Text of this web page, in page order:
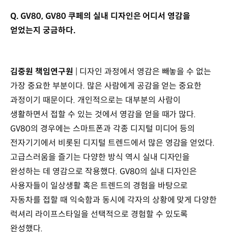
Q. GV80, GV80 쿠페의 실내 디자인은 어디서 영감을
얻었는지 궁금하다.
김중원 책임연구원 | 디자인 과정에서 영감은 빼놓을 수 없는
가장 중요한 부분이다. 많은 사람에게 공감을 얻는 중요한
과정이기 때문이다. 개인적으로는 대부분의 사람이
생활하면서 접할 수 있는 것에서 영감을 얻을 때가 많다.
GV80의 경우에는 스마트폰과 각종 디지털 미디어 등의
전자기기에서 비롯된 디지털 트렌드에서 많은 영감을 얻었다.
고급스러움을 즐기는 다양한 방식 역시 실내 디자인을
완성하는 데 영감으로 작용했다. GV80의 실내 디자인은
사용자들이 일상생활 혹은 트렌드의 경험을 바탕으로
자동차를 접할 때 익숙함과 동시에 각자의 상황에 맞게 다양한
럭셔리 라이프스타일을 선택적으로 경험할 수 있도록
완성했다.